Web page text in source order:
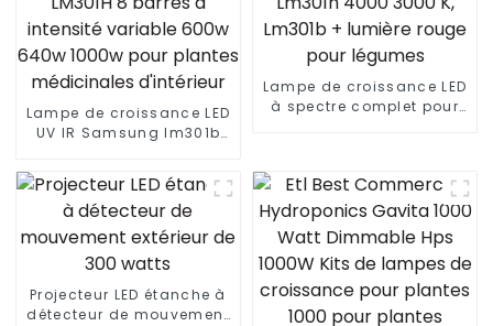
Lampe de croissance LED
UV IR Samsung lm301b
barres à intensité
variable 600w 640w
1000w pour plantes
médicinales d'intérieur
Lampe de croissance LED
à spectre complet pour
légumes
Projecteur LED étanche à
détecteur de mouvement